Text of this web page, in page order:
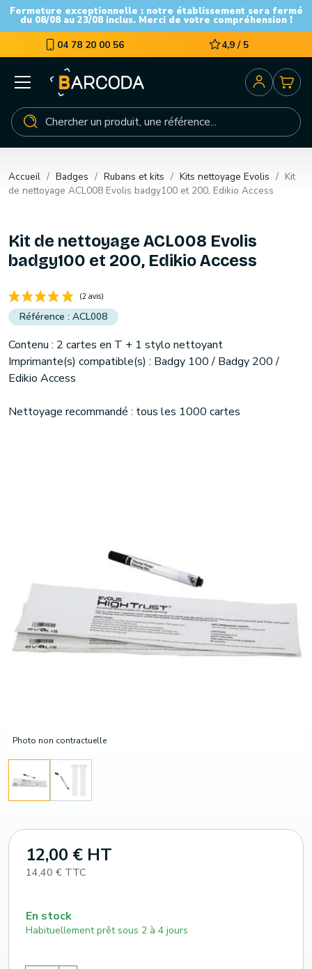
Fermeture exceptionnelle : notre établissement sera fermé
du 08/08 au 23/08 inclus. Merci de votre compréhension !
04 78 20 00 56 4,9 / 5
Accueil Badges Rubans et kits Kits nettoyage Evolis
Kit
de nettoyage ACL008 Evolis badgy100 et 200, Edikio Access
Photo non contractuelle
Kit de nettoyage ACL008 Evolis
badgy100 et 200, Edikio Access
(2 avis)
ACL008
Contenu : 2 cartes en T + 1 stylo nettoyant
Imprimante(s) compatible(s) : Badgy 100 / Badgy 200 /
Edikio Access
Nettoyage recommandé : tous les 1000 cartes
12,00 € HT
14,40 € TTC
En stock
Habituellement prêt sous 2 à 4 jours